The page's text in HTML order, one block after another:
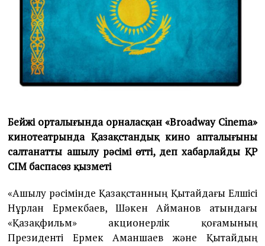
Бейжің орталығында орналасқан «Broadway Cinema»
кинотеатрында Қазақстандық кино апталығының
салтанатты ашылу рәсімі өтті, деп хабарлайды ҚР
СІМ баспасөз қызметі
«Ашылу рәсімінде Қазақстанның Қытайдағы Елшісі
Нұрлан Ермекбаев, Шәкен Айманов атындағы
«Қазақфильм» акционерлік қоғамының
Президенті Ермек Аманшаев және Қытайдың